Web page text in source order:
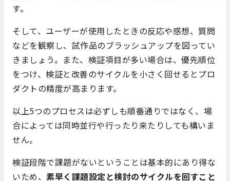
す。
そして、ユーザーが使用したときの反応や感想、質問
などを観察し、試作品のブラッシュアップを図ってい
きましょう。また、検証項目が多い場合は、優先順位
をつけ、検証と改善のサイクルを小さく回せるとプロ
ダクトの精度が高まります。
以上5つのプロセスは必ずしも順番通りではなく、場
合によっては同時並行や行ったり来たりしても構いま
せん。
検証段階で課題がないということは基本的にあり得な
いため、 素早く課題設定と検討のサイクルを回すこと